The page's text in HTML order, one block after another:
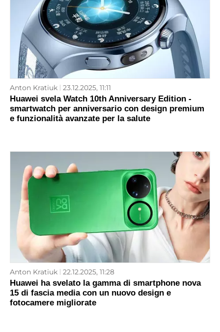
Anton Kratiuk 23.12.2025, 11:11
Huawei svela Watch 10th Anniversary Edition -
smartwatch per anniversario con design premium
e funzionalità avanzate per la salute
Anton Kratiuk 22.12.2025, 11:28
Huawei ha svelato la gamma di smartphone nova
15 di fascia media con un nuovo design e
fotocamere migliorate